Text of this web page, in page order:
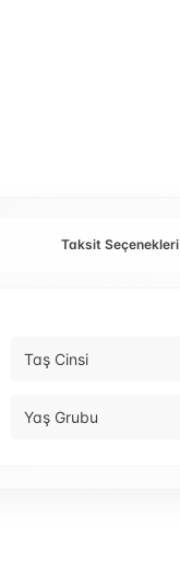
Taksit Seçenekleri
Taş Cinsi
Yaş Grubu